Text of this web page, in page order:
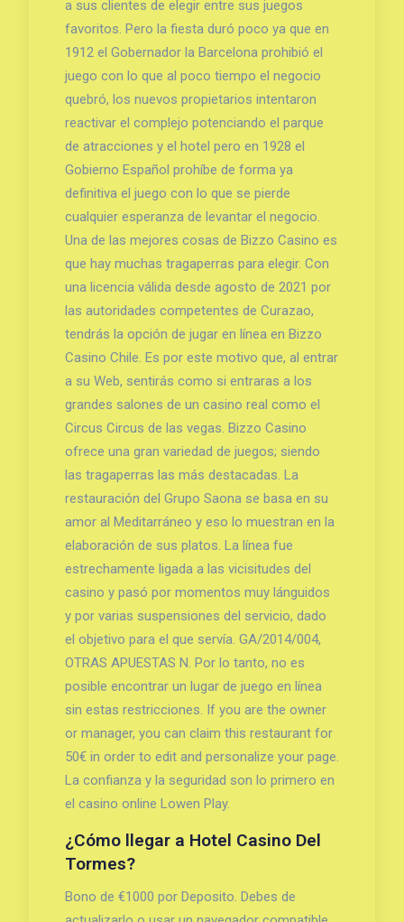
a sus clientes de elegir entre sus juegos
favoritos. Pero la fiesta duró poco ya que en
1912 el Gobernador la Barcelona prohibió el
juego con lo que al poco tiempo el negocio
quebró, los nuevos propietarios intentaron
reactivar el complejo potenciando el parque
de atracciones y el hotel pero en 1928 el
Gobierno Español prohíbe de forma ya
definitiva el juego con lo que se pierde
cualquier esperanza de levantar el negocio.
Una de las mejores cosas de Bizzo Casino es
que hay muchas tragaperras para elegir. Con
una licencia válida desde agosto de 2021 por
las autoridades competentes de Curazao,
tendrás la opción de jugar en línea en Bizzo
Casino Chile. Es por este motivo que, al entrar
a su Web, sentirás como si entraras a los
grandes salones de un casino real como el
Circus Circus de las vegas. Bizzo Casino
ofrece una gran variedad de juegos; siendo
las tragaperras las más destacadas. La
restauración del Grupo Saona se basa en su
amor al Meditarráneo y eso lo muestran en la
elaboración de sus platos. La línea fue
estrechamente ligada a las vicisitudes del
casino y pasó por momentos muy lánguidos
y por varias suspensiones del servicio, dado
el objetivo para el que servía. GA/2014/004,
OTRAS APUESTAS N. Por lo tanto, no es
posible encontrar un lugar de juego en línea
sin estas restricciones. If you are the owner
or manager, you can claim this restaurant for
50€ in order to edit and personalize your page.
La confianza y la seguridad son lo primero en
el casino online Lowen Play.
¿Cómo llegar a Hotel Casino Del
Tormes?
Bono de €1000 por Deposito. Debes de